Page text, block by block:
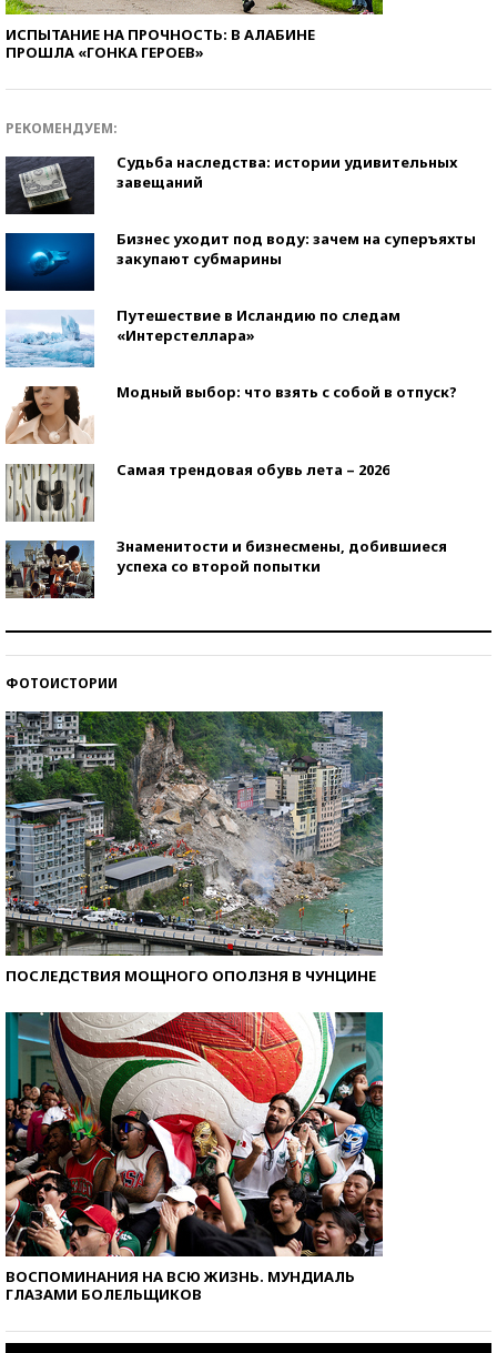
ИСПЫТАНИЕ НА ПРОЧНОСТЬ: В АЛАБИНЕ
ПРОШЛА «ГОНКА ГЕРОЕВ»
РЕКОМЕНДУЕМ:
Судьба наследства: истории удивительных
завещаний
Бизнес уходит под воду: зачем на суперъяхты
закупают субмарины
Путешествие в Исландию по следам
«Интерстеллара»
Модный выбор: что взять с собой в отпуск?
Самая трендовая обувь лета – 2026
Знаменитости и бизнесмены, добившиеся
успеха со второй попытки
ФОТОИСТОРИИ
ПОСЛЕДСТВИЯ МОЩНОГО ОПОЛЗНЯ В ЧУНЦИНЕ
ВОСПОМИНАНИЯ НА ВСЮ ЖИЗНЬ. МУНДИАЛЬ
ГЛАЗАМИ БОЛЕЛЬЩИКОВ